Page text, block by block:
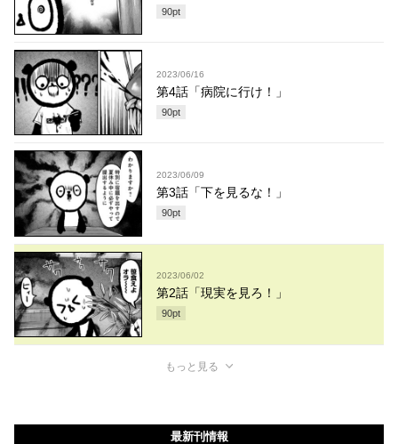
90pt
2023/06/16
第4話「病院に行け！」
90pt
2023/06/09
第3話「下を見るな！」
90pt
2023/06/02
第2話「現実を見ろ！」
90pt
もっと見る
最新刊情報